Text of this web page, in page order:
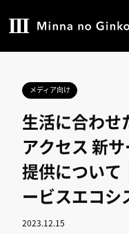
メディア向け
生活に合わせ
アクセス 新
提供につい
ービスエコシ
2023.12.15